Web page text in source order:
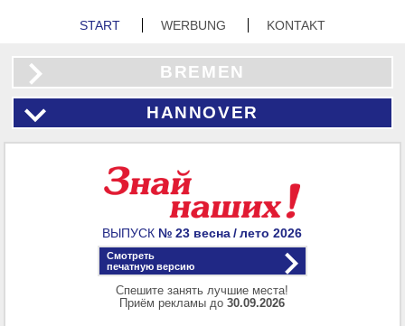
START WERBUNG KONTAKT
BREMEN
HANNOVER
ВЫПУСК № 23 весна / лето2026
Смотреть
печатную версию
Спешите занять лучшие места!
Приём рекламы до30.09.2026